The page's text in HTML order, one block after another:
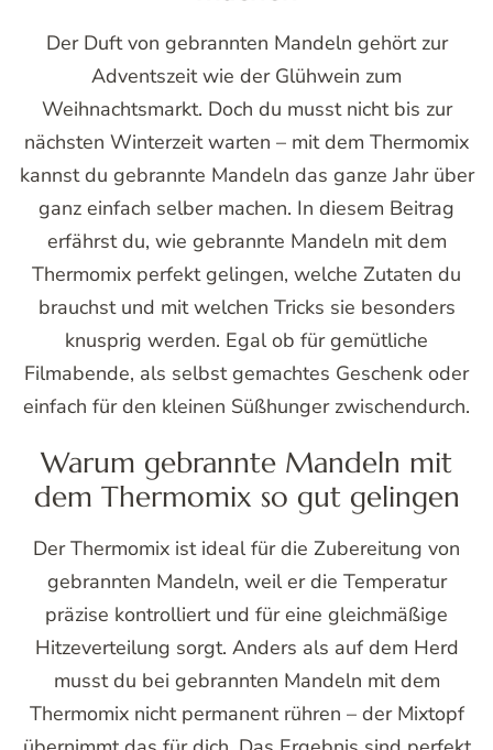
Der Duft von gebrannten Mandeln gehört zur
Adventszeit wie der Glühwein zum
Weihnachtsmarkt. Doch du musst nicht bis zur
nächsten Winterzeit warten – mit dem Thermomix
kannst du gebrannte Mandeln das ganze Jahr über
ganz einfach selber machen. In diesem Beitrag
erfährst du, wie gebrannte Mandeln mit dem
Thermomix perfekt gelingen, welche Zutaten du
brauchst und mit welchen Tricks sie besonders
knusprig werden. Egal ob für gemütliche
Filmabende, als selbst gemachtes Geschenk oder
einfach für den kleinen Süßhunger zwischendurch.
Warum gebrannte Mandeln mit
dem Thermomix so gut gelingen
Der Thermomix ist ideal für die Zubereitung von
gebrannten Mandeln, weil er die Temperatur
präzise kontrolliert und für eine gleichmäßige
Hitzeverteilung sorgt. Anders als auf dem Herd
musst du bei gebrannten Mandeln mit dem
Thermomix nicht permanent rühren – der Mixtopf